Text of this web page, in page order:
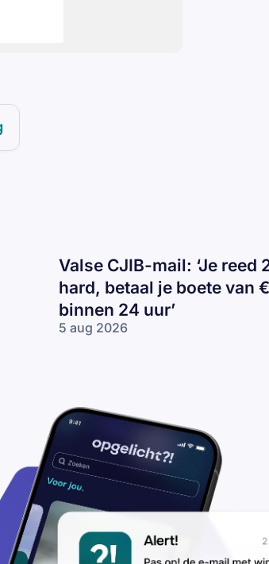
Valse CJIB-mail: ‘Je reed
hard, betaal je boete van
binnen 24 uur’
5 aug 2026
Valse
reed
22
te
hard,
betaal
je
boete
€214